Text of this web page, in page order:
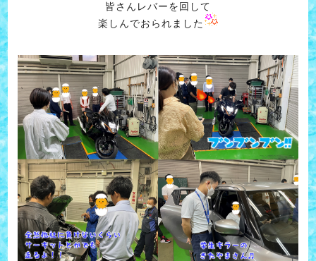
皆さんレバーを回して
楽しんでおられました